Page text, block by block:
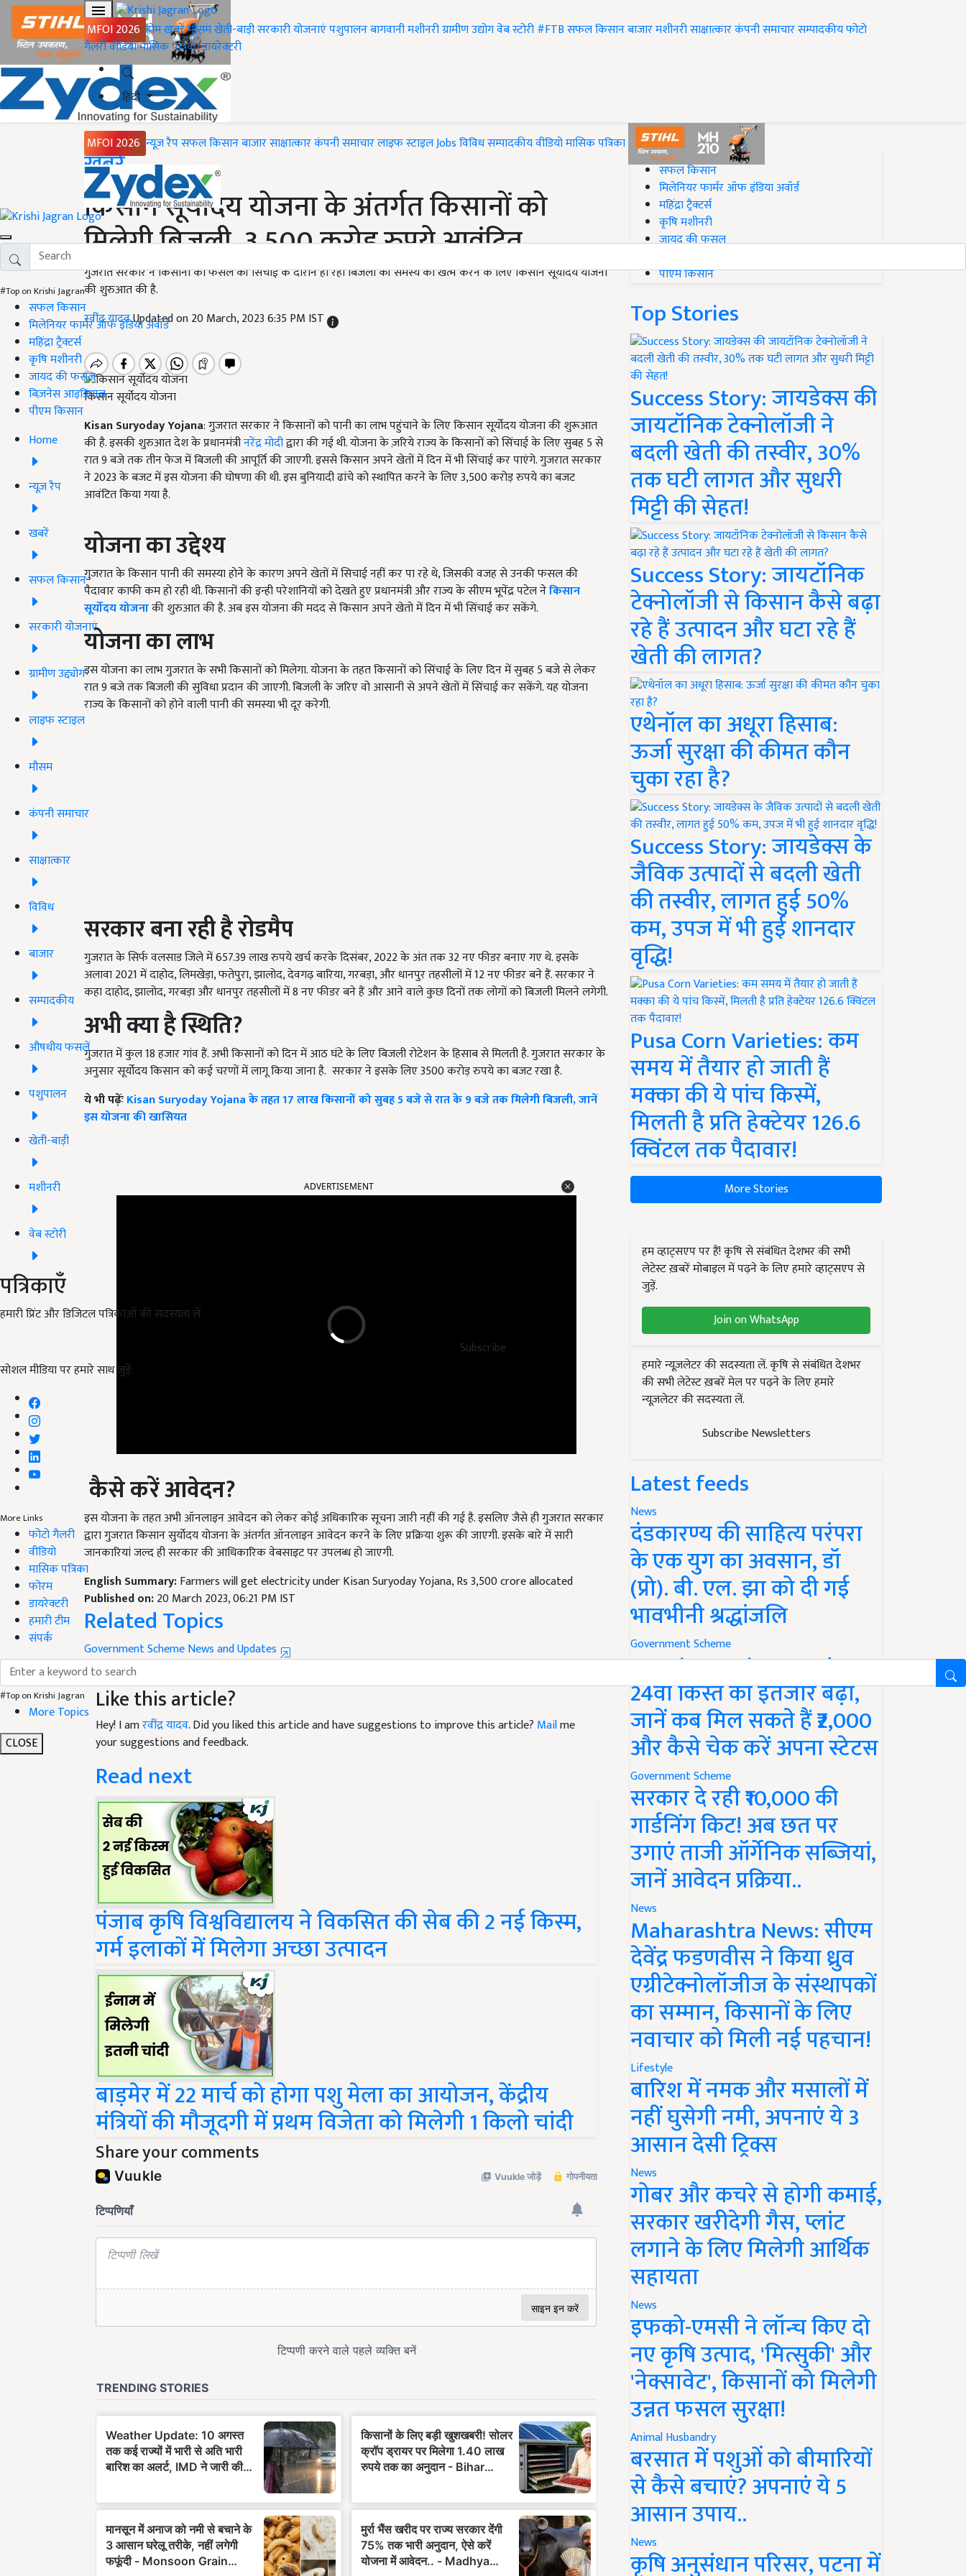
MFOI 2026 होमख़बरेंमौसमखेती-बाड़ीसरकारी योजनाएंपशुपालनबागवानीमशीनरीग्रामीण उद्योगवेब स्टोरी#FTBसफल किसानबाजारमशीनरीसाक्षात्कारकंपनी समाचारसम्पादकीयफोटो
गैलरीवीडियोमासिक पत्रिकाडायरेक्टरी
हिंदी
MFOI 2026 न्यूज़ रैपसफल किसानबाजारसाक्षात्कारकंपनी समाचारलाइफ स्टाइलJobsविविधसम्पादकीयवीडियोमासिक पत्रिका
#Top on Krishi Jagran
सफल किसान
मिलेनियर फार्मर ऑफ इंडिया अवॉर्ड
महिंद्रा ट्रैक्टर्स
कृषि मशीनरी
जायद की फसल
बिज़नेस आइडियाज
पीएम किसान
Home
न्यूज़ रैप
खबरें
सफल किसान
सरकारी योजनाएं
ग्रामीण उद्द्योग
लाइफ स्टाइल
मौसम
कंपनी समाचार
साक्षात्कार
विविध
बाजार
सम्पादकीय
औषधीय फसलें
पशुपालन
खेती-बाड़ी
मशीनरी
वेब स्टोरी
पत्रिकाएँ
हमारी प्रिंट और डिजिटल पत्रिकाओं की सदस्यता लें
Subscribe
सोशल मीडिया पर हमारे साथ जुड़ें:
More Links
फोटो गैलरी
वीडियो
मासिक पत्रिका
फोरम
डायरेक्टरी
हमारी टीम
संपर्क
#Top on Krishi Jagran
More Topics
CLOSE
Home
ख़बरें
किसान सूर्योदय योजना के अंतर्गत किसानों को
मिलेगी बिजली, 3,500 करोड़ रुपये आवंटित
गुजरात सरकार ने किसानों को फसल की सिचांई के दौरान हो रही बिजली की समस्य को खत्म करने के लिए किसान सूर्योदय योजना
की शुरुआत की है.
रवींद्र यादवUpdated on 20 March, 2023 6:35 PM IST
किसान सूर्योदय योजना
Kisan Suryoday Yojana: गुजरात सरकार ने किसानों को पानी का लाभ पहुंचाने के लिए किसान सूर्योदय योजना की शुरूआत
की है. इसकी शुरुआत देश के प्रधानमंत्रीनरेंद्र मोदीद्वारा की गई थी. योजना के ज़रिये राज्य के किसानों को सिंचाई के लिए सुबह 5 से
रात 9 बजे तक तीन फेज में बिजली की आपूर्ति की जाएगी. इससे किसान अपने खेतों में दिन में भी सिंचाई कर पाएंगे. गुजरात सरकार
ने 2023 के बजट में इस योजना की घोषणा की थी. इस बुनियादी ढांचे को स्थापित करने के लिए 3,500 करोड़ रुपये का बजट
आवंटित किया गया है.
योजना का उद्देश्य
गुजरात के किसान पानी की समस्या होने के कारण अपने खेतों में सिचाई नहीं कर पा रहे थे, जिसकी वजह से उनकी फसल की
पैदावार काफी कम हो रही थी. किसानों की इन्ही परेशानियों को देखते हुए प्रधानमंत्री और राज्य के सीएम भूपेंद्र पटेल नेकिसान
सूर्योदय योजनाकी शुरुआत की है. अब इस योजना की मदद से किसान अपने खेतो में दिन में भी सिंचाई कर सकेंगे.
योजना का लाभ
इस योजना का लाभ गुजरात के सभी किसानों को मिलेगा. योजना के तहत किसानों को सिंचाई के लिए दिन में सुबह 5 बजे से लेकर
रात 9 बजे तक बिजली की सुविधा प्रदान की जाएगी. बिजली के जरिए वो आसानी से अपने खेतों में सिंचाई कर सकेंगे. यह योजना
राज्य के किसानों को होने वाली पानी की समस्या भी दूर करेगी.
सरकार बना रही है रोडमैप
गुजरात के सिर्फ वलसाड जिले में 657.39 लाख रुपये खर्च करके दिसंबर, 2022 के अंत तक 32 नए फीडर बनाए गए थे. इसके
अलावा 2021 में दाहोद, लिमखेड़ा, फतेपुरा, झालोद, देवगढ़ बारिया, गरबड़ा, और धानपुर तहसीलों में 12 नए फीडर बने हैं. सरकार ने
कहा दाहोद, झालोद, गरबड़ा और धानपुर तहसीलों में 8 नए फीडर बने हैं और आने वाले कुछ दिनों तक लोगों को बिजली मिलने लगेगी.
अभी क्या है स्थिति?
गुजरात में कुल 18 हजार गांव हैं. अभी किसानों को दिन में आठ घंटे के लिए बिजली रोटेशन के हिसाब से मिलती है. गुजरात सरकार के
अनुसार सूर्योदय किसान को कई चरणों में लागू किया जाना है. सरकार ने इसके लिए 3500 करोड़ रुपये का बजट रखा है.
ये भी पढ़ेंःKisan Suryoday Yojana के तहत 17 लाख किसानों को सुबह 5 बजे से रात के 9 बजे तक मिलेगी बिजली, जानें
इस योजना की खासियत
कैसे करें आवेदन?
इस योजना के तहत अभी ऑनलाइन आवेदन को लेकर कोई अधिकारिक सूचना जारी नहीं की गई है. इसलिए जैसे ही गुजरात सरकार
द्वारा गुजरात किसान सुर्योदय योजना के अंतर्गत ऑनलाइन आवेदन करने के लिए प्रक्रिया शुरू की जाएगी. इसके बारे में सारी
जानकारियां जल्द ही सरकार की आधिकारिक वेबसाइट पर उपलब्ध हो जाएगी.
English Summary:
Published on:20 March 2023, 06:21 PM IST
Related Topics
Government Scheme News and Updates
किसान सूर्योदय योजनाKisan Suryoday Yojana
Like this article?
Hey! I amरवींद्र यादव . Did you liked this article and have suggestions to improve this article?
your suggestions and feedback.
Read next
पंजाब कृषि विश्वविद्यालय ने विकसित की सेब की 2 नई किस्म,
गर्म इलाकों में मिलेगा अच्छा उत्पादन
बाड़मेर में 22 मार्च को होगा पशु मेला का आयोजन, केंद्रीय
मंत्रियों की मौजूदगी में प्रथम विजेता को मिलेगी 1 किलो चांदी
Share your comments
#Top on Krishi Jagran
सफल किसान
मिलेनियर फार्मर ऑफ इंडिया अवॉर्ड
महिंद्रा ट्रैक्टर्स
कृषि मशीनरी
जायद की फसल
पीएम किसान
Top Stories
Success Story: जायडेक्स की
जायटॉनिक टेक्नोलॉजी ने
बदली खेती की तस्वीर, 30%
तक घटी लागत और सुधरी
मिट्टी की सेहत!
Success Story: जायटॉनिक
टेक्नोलॉजी से किसान कैसे बढ़ा
रहे हैं उत्पादन और घटा रहे हैं
खेती की लागत?
एथेनॉल का अधूरा हिसाब:
ऊर्जा सुरक्षा की कीमत कौन
चुका रहा है?
Success Story: जायडेक्स के
जैविक उत्पादों से बदली खेती
की तस्वीर, लागत हुई 50%
कम, उपज में भी हुई शानदार
वृद्धि!
Pusa Corn Varieties: कम
समय में तैयार हो जाती हैं
मक्का की ये पांच किस्में,
मिलती है प्रति हेक्टेयर 126.6
क्विंटल तक पैदावार!
More Stories
हम व्हाट्सएप पर हैं! कृषि से संबंधित देशभर की सभी
लेटेस्ट ख़बरें मोबाइल में पढ़ने के लिए हमारे व्हाट्सएप से
जुड़ें.
Join on WhatsApp
हमारे न्यूज़लेटर की सदस्यता लें. कृषि से संबंधित देशभर
की सभी लेटेस्ट ख़बरें मेल पर पढ़ने के लिए हमारे
न्यूज़लेटर की सदस्यता लें.
Subscribe Newsletters
Latest feeds
News
दंडकारण्य की साहित्य परंपरा
के एक युग का अवसान, डॉ
(प्रो). बी. एल. झा को दी गई
भावभीनी श्रद्धांजलि
Government Scheme
PM Kisan Yojana Update:
24वीं किस्त का इंतजार बढ़ा,
जानें कब मिल सकते हैं ₹2,000
और कैसे चेक करें अपना स्टेटस
Government Scheme
सरकार दे रही ₹10,000 की
गार्डनिंग किट! अब छत पर
उगाएं ताजी ऑर्गेनिक सब्जियां,
जानें आवेदन प्रक्रिया..
News
Maharashtra News: सीएम
देवेंद्र फडणवीस ने किया ध्रुव
एग्रीटेक्नोलॉजीज के संस्थापकों
का सम्मान, किसानों के लिए
नवाचार को मिली नई पहचान!
Lifestyle
बारिश में नमक और मसालों में
नहीं घुसेगी नमी, अपनाएं ये 3
आसान देसी ट्रिक्स
News
गोबर और कचरे से होगी कमाई,
सरकार खरीदेगी गैस, प्लांट
लगाने के लिए मिलेगी आर्थिक
सहायता
News
इफको-एमसी ने लॉन्च किए दो
नए कृषि उत्पाद, 'मित्सुकी' और
'नेक्सावेट', किसानों को मिलेगी
उन्नत फसल सुरक्षा!
Animal Husbandry
बरसात में पशुओं को बीमारियों
से कैसे बचाएं? अपनाएं ये 5
आसान उपाय..
News
कृषि अनुसंधान परिसर, पटना में